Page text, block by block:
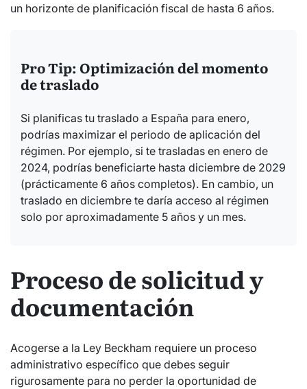
un horizonte de planificación fiscal de hasta 6 años.
Pro Tip: Optimización del momento
de traslado
Si planificas tu traslado a España para enero,
podrías maximizar el periodo de aplicación del
régimen. Por ejemplo, si te trasladas en enero de
2024, podrías beneficiarte hasta diciembre de 2029
(prácticamente 6 años completos). En cambio, un
traslado en diciembre te daría acceso al régimen
solo por aproximadamente 5 años y un mes.
Proceso de solicitud y
documentación
Acogerse a la Ley Beckham requiere un proceso
administrativo específico que debes seguir
rigurosamente para no perder la oportunidad de